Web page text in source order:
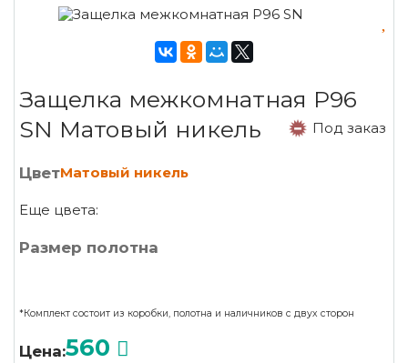
Защелка межкомнатная P96
SN Матовый никель
Под заказ
ЦветМатовый никель
Еще цвета:
Размер полотна
*Комплект состоит из коробки, полотна и наличников с двух сторон
Цена:560